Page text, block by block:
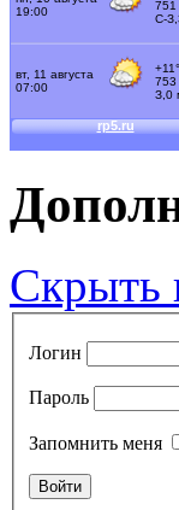
Скрыть
Логин
Пароль
Запомнить меня